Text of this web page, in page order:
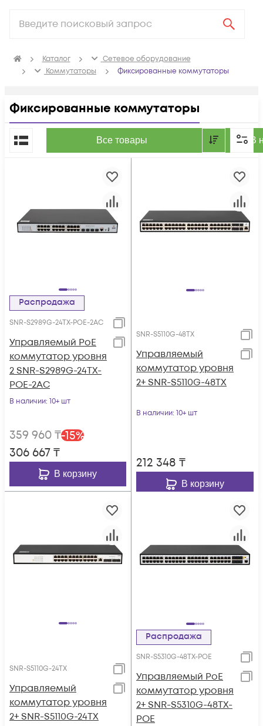
Каталог
Сетевое оборудование
Коммутаторы
Фиксированные коммутаторы
Фиксированные коммутаторы
Все товары В
По популярности
Распродажа
SNR-S2989G-24TX-POE-2AC
Управляемый PoE
коммутатор уровня
2 SNR-S2989G-24TX-
POE-2AC
В наличии: 10+ шт
359 960₸-15%
306 667₸
В корзину
SNR-S5110G-48TX
Управляемый
коммутатор уровня
2+ SNR-S5110G-48TX
В наличии: 10+ шт
212 348 ₸
В корзину
SNR-S5110G-24TX
Управляемый
коммутатор уровня
2+ SNR-S5110G-24TX
Распродажа
SNR-S5310G-48TX-POE
Управляемый PoE
коммутатор уровня
2+ SNR-S5310G-48TX-
POE